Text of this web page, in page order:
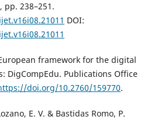
pp. 238–251.
DOI:
framework for the digital
DigCompEdu. Publications Office
doi.org/10.2760/159770.
E. V. & Bastidas Romo, P.